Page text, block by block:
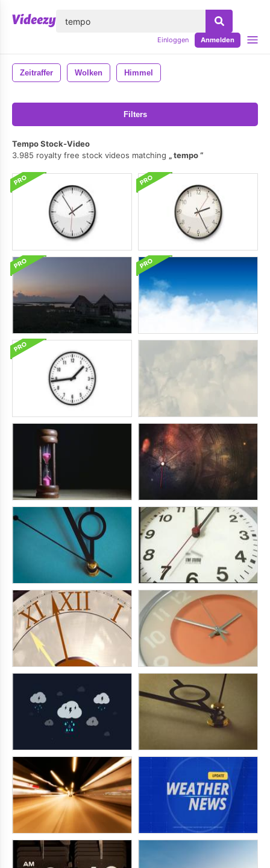
Einloggen Anmelden
Zeitraffer Wolken Himmel
Filters
Tempo Stock-Video
3.985 royalty free stock videos matching
tempo